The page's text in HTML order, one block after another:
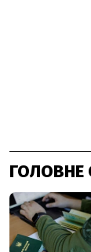
ГОЛОВНЕ